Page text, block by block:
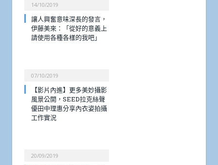
14/10/2019
讓人興奮意味深長的發言，
伊藤美來：「從好的意義上
請使用各種各樣的我吧」
07/10/2019
【影片內進】更多美妙攝影
風景公開，SEED拉克絲聲
優田中理惠分享內衣姿拍攝
工作實況
20/09/2019